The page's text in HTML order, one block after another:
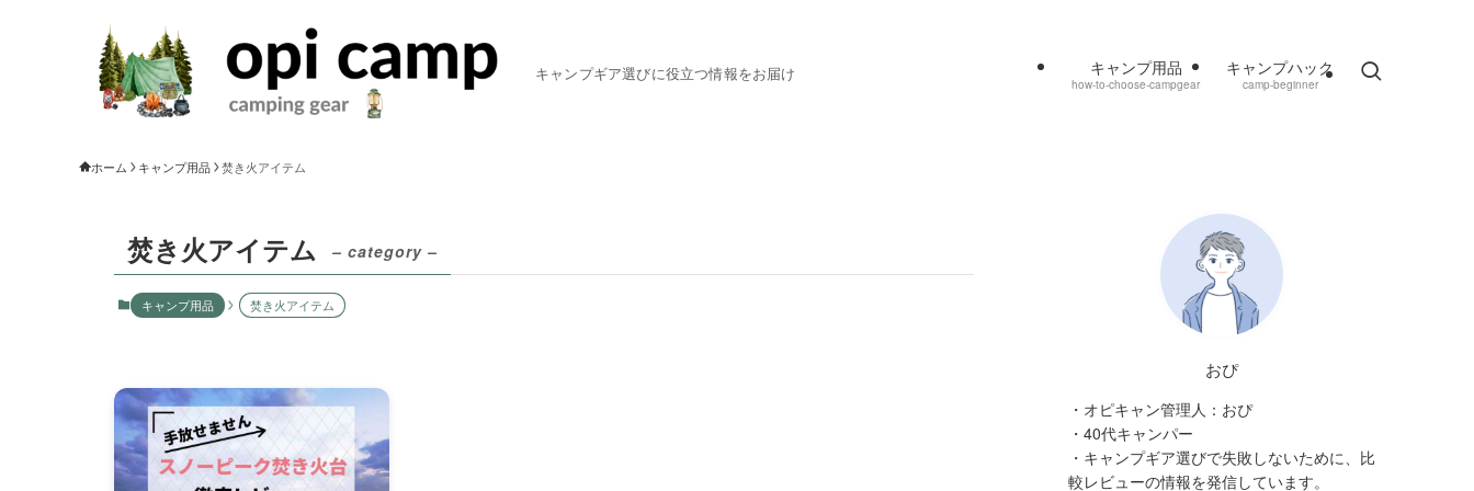
キャンプギア選びに役立つ情報をお届け キャンプ用品
how-to-choose-campgear
キャンプハック
camp-beginner
ホーム キャンプ用品 焚き火アイテム
焚き火アイテム – category –
キャンプ用品 焚き火アイテム
おぴ
・オピキャン管理人：おぴ
・40代キャンパー
・キャンプギア選びで失敗しないために、比
較レビューの情報を発信しています。